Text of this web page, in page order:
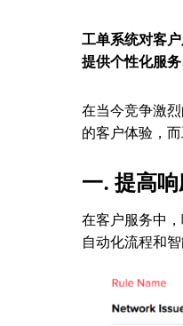
工单系统对客
提供个性化服
在当今竞争激
的客户体验，
一. 提高
在客户服务中
自动化流程和